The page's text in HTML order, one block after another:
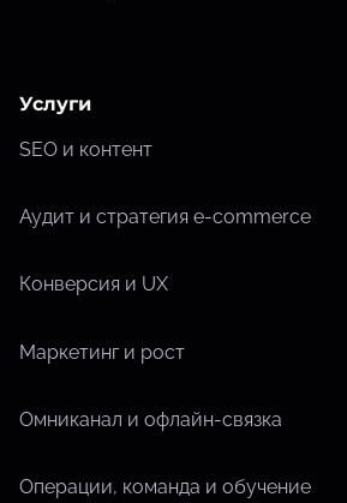
Услуги
SEO и контент
Аудит и стратегия e-commerce
Конверсия и UX
Маркетинг и рост
Омниканал и офлайн-связка
Операции, команда и обучение